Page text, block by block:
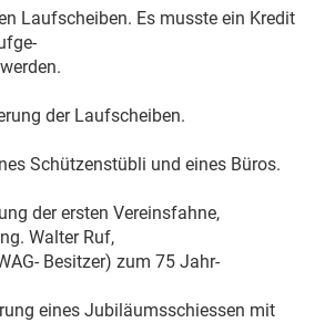
Es musste ein Kredit
der Laufscheiben.
Schützenstübli und eines Büros.
der ersten Vereinsfahne,
Walter Ruf,
Besitzer) zum 75 Jahr-
eines Jubiläumsschiessen mit